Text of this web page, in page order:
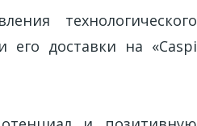
технологического
его доставки на «Caspi